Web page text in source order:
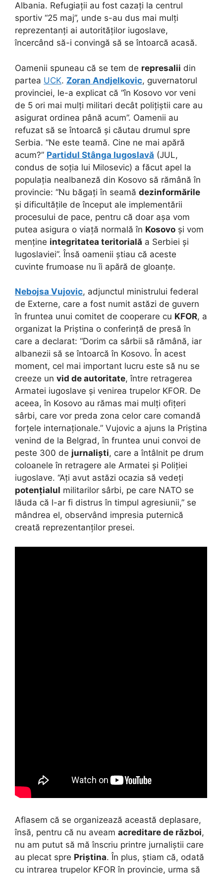
Albania. Refugiații au fost cazați la centrul
sportiv “25 maj”, unde s-au dus mai mulți
reprezentanți ai autorităților iugoslave,
încercând să-i convingă să se întoarcă acasă.
Oamenii spuneau că se tem de represalii din
partea UCK. Zoran Andjelkovic, guvernatorul
provinciei, le-a explicat că “în Kosovo vor veni
de 5 ori mai mulți militari decât polițiștii care au
asigurat ordinea până acum”. Oamenii au
refuzat să se întoarcă și căutau drumul spre
Serbia. “Ne este teamă. Cine ne mai apără
acum?” Partidul Stânga Iugoslavă (JUL,
condus de soția lui Milosevic) a făcut apel la
populația nealbaneză din Kosovo să rămână în
provincie: “Nu băgați în seamă dezinformările
și dificultățile de început ale implementării
procesului de pace, pentru că doar așa vom
putea asigura o viață normală în Kosovo și vom
menține integritatea teritorială a Serbiei și
Iugoslaviei”. Însă oamenii știau că aceste
cuvinte frumoase nu îi apără de gloanțe.
Nebojsa Vujovic, adjunctul ministrului federal
de Externe, care a fost numit astăzi de guvern
în fruntea unui comitet de cooperare cu KFOR, a
organizat la Priștina o conferință de presă în
care a declarat: “Dorim ca sârbii să rămână, iar
albanezii să se întoarcă în Kosovo. În acest
moment, cel mai important lucru este să nu se
creeze un vid de autoritate, între retragerea
Armatei iugoslave și venirea trupelor KFOR. De
aceea, în Kosovo au rămas mai mulți ofițeri
sârbi, care vor preda zona celor care comandă
forțele internaționale.” Vujovic a ajuns la Priștina
venind de la Belgrad, în fruntea unui convoi de
peste 300 de jurnaliști, care a întâlnit pe drum
coloanele în retragere ale Armatei și Poliției
iugoslave. “Ați avut astăzi ocazia să vedeți
potențialul militarilor sârbi, pe care NATO se
lăuda că l-ar fi distrus în timpul agresiunii,” se
mândrea el, observând impresia puternică
creată reprezentanților presei.
Aflasem că se organizează această deplasare,
însă, pentru că nu aveam acreditare de război,
nu am putut să mă înscriu printre jurnaliștii care
au plecat spre Priștina. În plus, știam că, odată
cu intrarea trupelor KFOR în provincie, urma să